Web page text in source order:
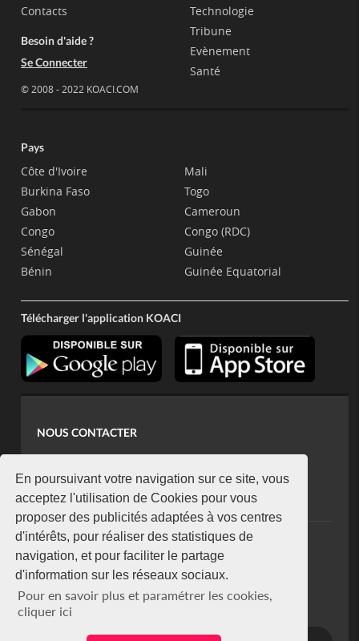
En poursuivant votre navigation sur ce site, vous
acceptez l'utilisation de Cookies pour vous
proposer des publicités adaptées à vos centres
d'intérêts, pour réaliser des statistiques de
navigation, et pour faciliter le partage
d'information sur les réseaux sociaux.
Pour en savoir plus et paramétrer les cookies,
cliquer ici
Contacts
Besoin d'aide ?
Se Connecter
© 2008 - 2022 KOACI.COM
Technologie
Tribune
Evènement
Santé
Pays
Côte d'Ivoire
Burkina Faso
Gabon
Congo
Sénégal
Bénin
Mali
Togo
Cameroun
Congo (RDC)
Guinée
Guinée Equatorial
Télécharger l'application KOACI
NOUS CONTACTER
koaci@yahoo.fr
+225 07 08 85 52 93
NEWSLETTER
Restez connecté via notre newsletter
S'abonner
Se désabonner